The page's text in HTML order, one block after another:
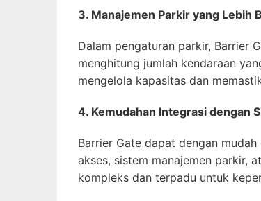
3. Manajemen Parkir yang Lebih
Dalam pengaturan parkir, Barrier
menghitung jumlah kendaraan
mengelola kapasitas dan
4. Kemudahan Integrasi dengan
Barrier Gate dapat dengan
akses, sistem manajemen parkir,
kompleks dan terpadu untuk